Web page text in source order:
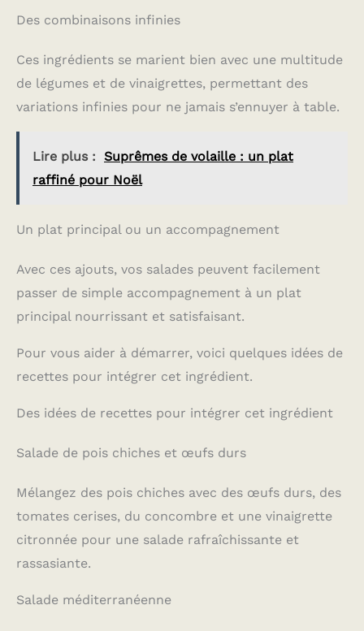
Des combinaisons infinies
Ces ingrédients se marient bien avec une multitude
de légumes et de vinaigrettes, permettant des
variations infinies pour ne jamais s’ennuyer à table.
Lire plus : Suprêmes de volaille : un plat
raffiné pour Noël
Un plat principal ou un accompagnement
Avec ces ajouts, vos salades peuvent facilement
passer de simple accompagnement à un plat
principal nourrissant et satisfaisant.
Pour vous aider à démarrer, voici quelques idées de
recettes pour intégrer cet ingrédient.
Des idées de recettes pour intégrer cet ingrédient
Salade de pois chiches et œufs durs
Mélangez des pois chiches avec des œufs durs, des
tomates cerises, du concombre et une vinaigrette
citronnée pour une salade rafraîchissante et
rassasiante.
Salade méditerranéenne